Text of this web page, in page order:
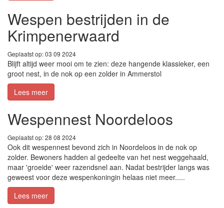
Wespen bestrijden in de
Krimpenerwaard
Geplaatst op: 03 09 2024
Blijft altijd weer mooi om te zien: deze hangende klassieker, een
groot nest, in de nok op een zolder in Ammerstol
Lees meer
Wespennest Noordeloos
Geplaatst op: 28 08 2024
Ook dit wespennest bevond zich in Noordeloos in de nok op
zolder. Bewoners hadden al gedeelte van het nest weggehaald,
maar 'groeide' weer razendsnel aan. Nadat bestrijder langs was
geweest voor deze wespenkoningin helaas niet meer.....
Lees meer